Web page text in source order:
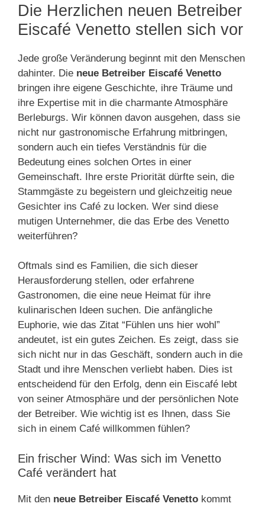
Die Herzlichen neuen Betreiber
Eiscafé Venetto stellen sich vor
Jede große Veränderung beginnt mit den Menschen
dahinter. Die neue Betreiber Eiscafé Venetto
bringen ihre eigene Geschichte, ihre Träume und
ihre Expertise mit in die charmante Atmosphäre
Berleburgs. Wir können davon ausgehen, dass sie
nicht nur gastronomische Erfahrung mitbringen,
sondern auch ein tiefes Verständnis für die
Bedeutung eines solchen Ortes in einer
Gemeinschaft. Ihre erste Priorität dürfte sein, die
Stammgäste zu begeistern und gleichzeitig neue
Gesichter ins Café zu locken. Wer sind diese
mutigen Unternehmer, die das Erbe des Venetto
weiterführen?
Oftmals sind es Familien, die sich dieser
Herausforderung stellen, oder erfahrene
Gastronomen, die eine neue Heimat für ihre
kulinarischen Ideen suchen. Die anfängliche
Euphorie, wie das Zitat “Fühlen uns hier wohl”
andeutet, ist ein gutes Zeichen. Es zeigt, dass sie
sich nicht nur in das Geschäft, sondern auch in die
Stadt und ihre Menschen verliebt haben. Dies ist
entscheidend für den Erfolg, denn ein Eiscafé lebt
von seiner Atmosphäre und der persönlichen Note
der Betreiber. Wie wichtig ist es Ihnen, dass Sie
sich in einem Café willkommen fühlen?
Ein frischer Wind: Was sich im Venetto
Café verändert hat
Mit den neue Betreiber Eiscafé Venetto kommt